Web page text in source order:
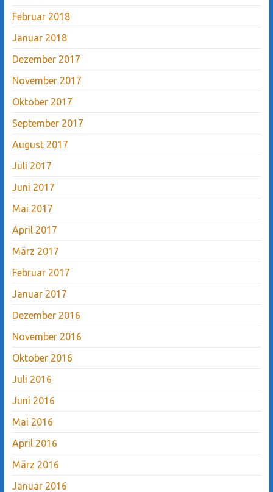
Februar 2018
Januar 2018
Dezember 2017
November 2017
Oktober 2017
September 2017
August 2017
Juli 2017
Juni 2017
Mai 2017
April 2017
März 2017
Februar 2017
Januar 2017
Dezember 2016
November 2016
Oktober 2016
Juli 2016
Juni 2016
Mai 2016
April 2016
März 2016
Januar 2016